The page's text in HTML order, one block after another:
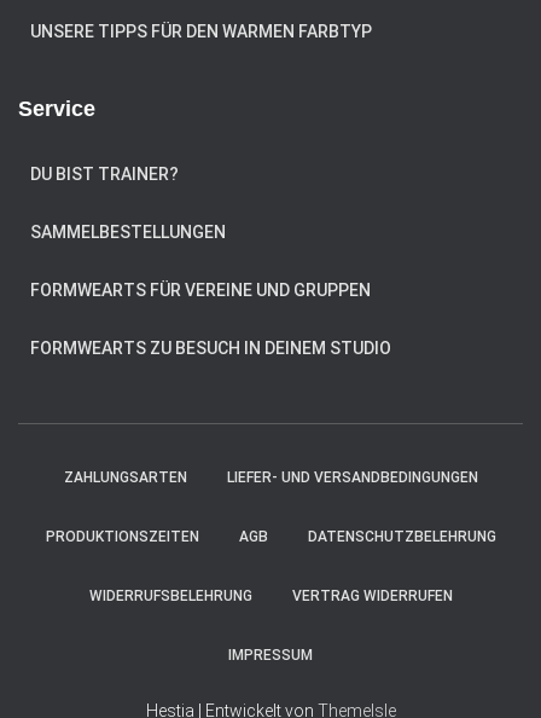
UNSERE TIPPS FÜR DEN WARMEN FARBTYP
Service
DU BIST TRAINER?
SAMMELBESTELLUNGEN
FORMWEARTS FÜR VEREINE UND GRUPPEN
FORMWEARTS ZU BESUCH IN DEINEM STUDIO
ZAHLUNGSARTEN LIEFER- UND VERSANDBEDINGUNGEN
PRODUKTIONSZEITEN AGB DATENSCHUTZBELEHRUNG
WIDERRUFSBELEHRUNG VERTRAG WIDERRUFEN
IMPRESSUM
Hestia | Entwickelt von ThemeIsle